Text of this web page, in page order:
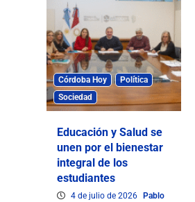
Córdoba Hoy
Política
Sociedad
Educación y Salud se
unen por el bienestar
integral de los
estudiantes
4 de julio de 2026
Pablo